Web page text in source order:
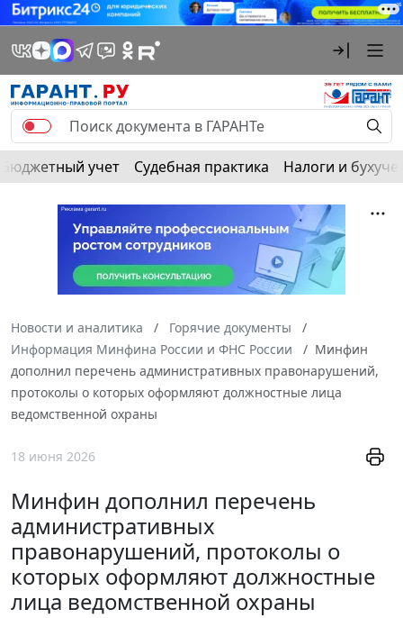
Бюджетный учет Судебная практика Налоги и
Новости и аналитика
Горячие документы
Информация Минфина России и ФНС России
Минфин
дополнил перечень административных правонарушений,
протоколы о которых оформляют должностные лица
ведомственной охраны
18 июня 2026
Минфин дополнил перечень
административных
правонарушений, протоколы о
которых оформляют должностные
лица ведомственной охраны